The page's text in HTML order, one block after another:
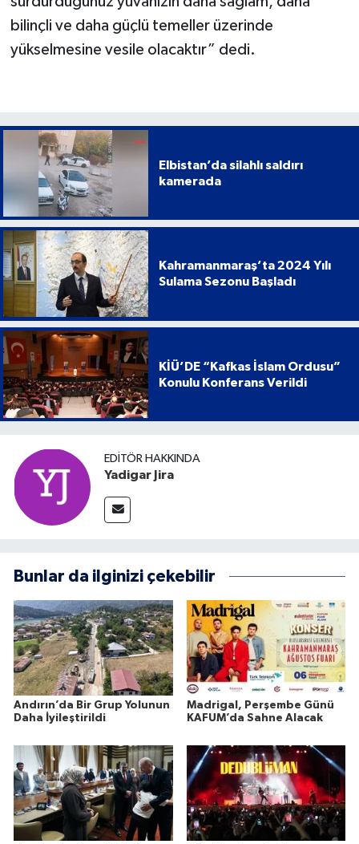
bilinçli ve daha güçlü temeller üzerinde
yükselmesine vesile olacaktır” dedi.
Elbistan’da silahlı saldırı
kamerada
Kahramanmaraş’ta 2024 Yılı
Sulama Sezonu Başladı
KİÜ’DE “Kafkas İslam Ordusu”
Konulu Konferans Verildi
EDITÖR HAKKINDA
Yadigar Jira
Bunlar da ilginizi çekebilir
Andırın’da Bir Grup Yolunun
Daha İyileştirildi
Madrigal, Perşembe Günü
KAFUM’da Sahne Alacak